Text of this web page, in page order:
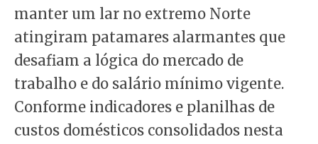
manter um lar no extremo Norte
atingiram patamares alarmantes que
desafiam a lógica do mercado de
trabalho e do salário mínimo vigente.
Conforme indicadores e planilhas de
custos domésticos consolidados nesta